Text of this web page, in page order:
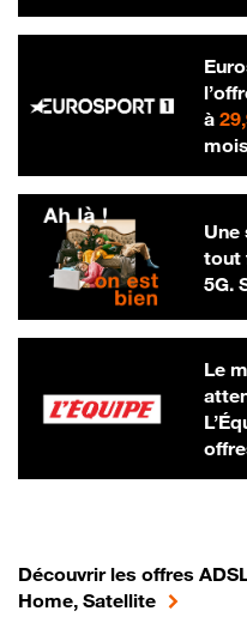
à
Une
tout
5G.
Le
Découvrir les offres
Home, Satellite